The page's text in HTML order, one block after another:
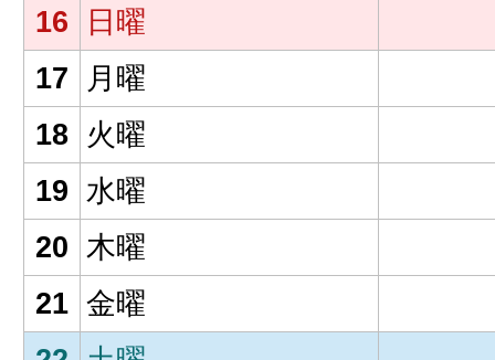
16
日曜
17
月曜
18 火曜
19 水曜
20 木曜
21 金曜